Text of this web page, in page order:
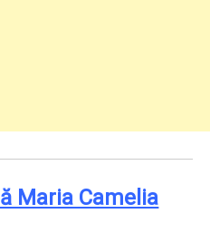
Maria Camelia